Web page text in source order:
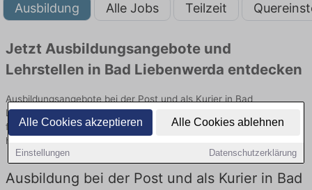
Alle Cookies akzeptieren Alle Cookies ablehnen
Einstellungen Datenschutzerklärung
Ausbildung Alle Jobs Teilzeit
Jetzt Ausbildungsangebote und
Lehrstellen in Bad Liebenwerda entdecken
Ausbildungsangebote bei der Post und als Kurier in Bad
Liebenwerda finden Sie von namhaften Firmen. Entdecken Sie
freie Optionen von Top-Arbeitgebern und bewerben Sie sich noch
heute.
Ausbildung bei der Post und als Kurier in Bad